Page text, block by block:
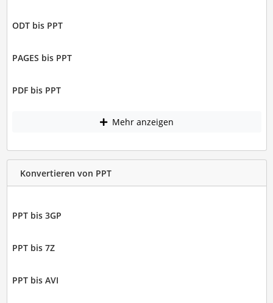
ODT bis PPT
PAGES bis PPT
PDF bis PPT
Mehr anzeigen
Konvertieren von PPT
PPT bis 3GP
PPT bis 7Z
PPT bis AVI